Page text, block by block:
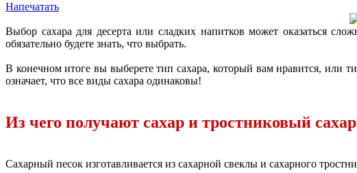
Напечатать
Выбор сахара для десерта или сладких напитков может оказаться
обязательно будете знать, что выбрать.
В конечном итоге вы выберете тип сахара, который вам нравится, или
означает, что все виды сахара одинаковы!
Из чего получают сахар и тростниковый
Сахарный песок изготавливается из сахарной свеклы и сахарного